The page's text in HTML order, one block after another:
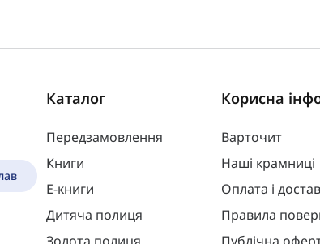
Каталог
Передзамовлення
Книги
Е-книги
Дитяча полиця
Корисна
Варточит
Наші крамниці
Оплата і
Правила